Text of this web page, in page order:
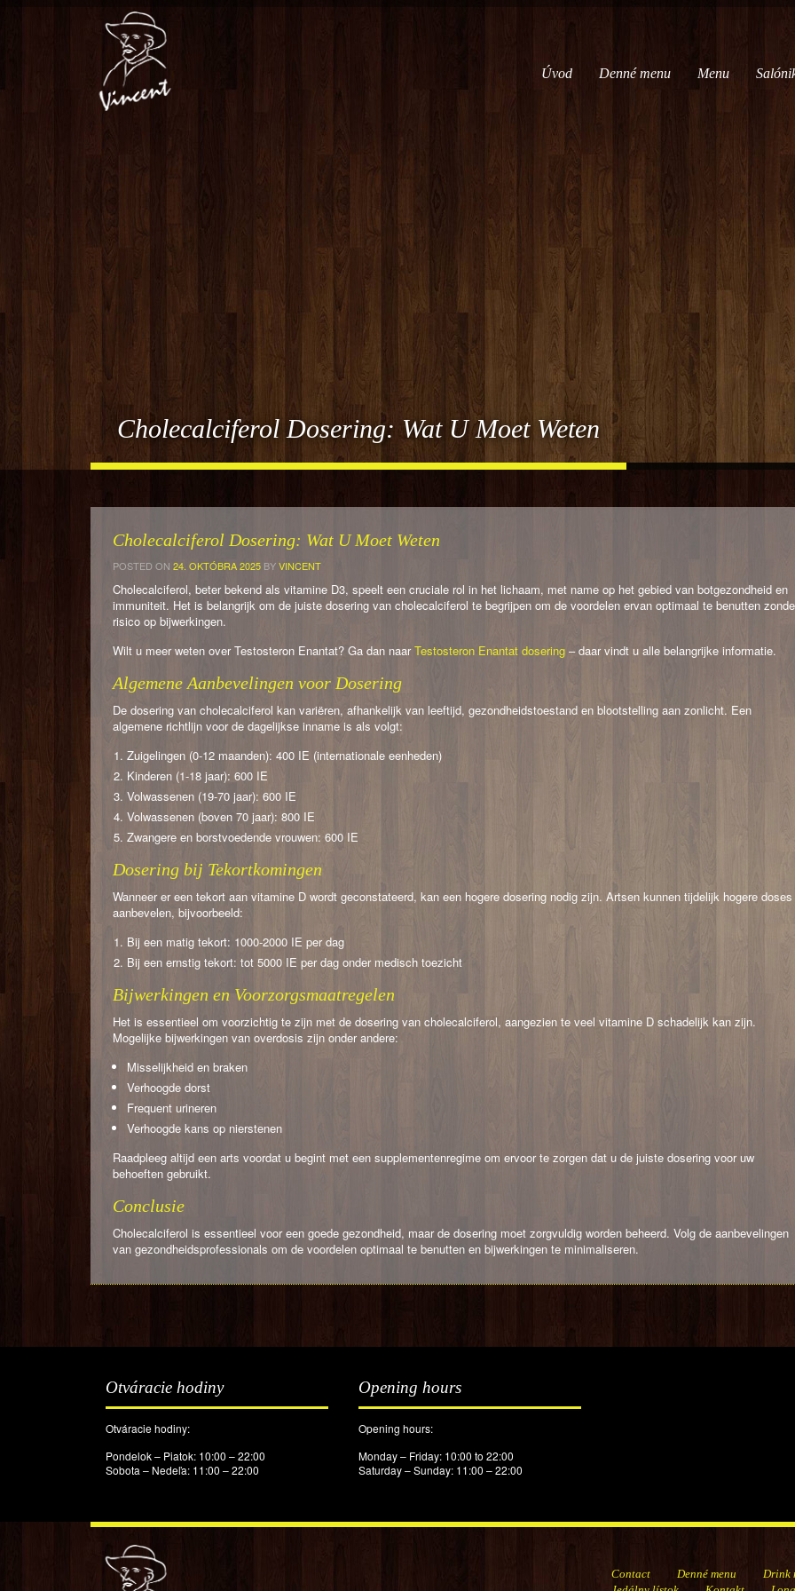
Úvod Denné menu Menu
Cholecalciferol Dosering: Wat U Moet Weten
Cholecalciferol Dosering: Wat U Moet Weten
POSTED ON 24. OKTÓBRA 2025 BYVINCENT
Cholecalciferol, beter bekend als vitamine D3, speelt een cruciale rol in het lichaam, met name op het gebied van botgezondheid en
immuniteit. Het is belangrijk om de juiste dosering van cholecalciferol te begrijpen om de voordelen ervan optimaal te benutten
risico op bijwerkingen.
Wilt u meer weten over Testosteron Enantat? Ga dan naarTestosteron Enantat dosering – daar vindt u alle belangrijke informatie.
Algemene Aanbevelingen voor Dosering
De dosering van cholecalciferol kan variëren, afhankelijk van leeftijd, gezondheidstoestand en blootstelling aan zonlicht. Een
algemene richtlijn voor de dagelijkse inname is als volgt:
Zuigelingen (0-12 maanden): 400 IE (internationale eenheden)
Kinderen (1-18 jaar): 600 IE
Volwassenen (19-70 jaar): 600 IE
Volwassenen (boven 70 jaar): 800 IE
Zwangere en borstvoedende vrouwen: 600 IE
Dosering bij Tekortkomingen
Wanneer er een tekort aan vitamine D wordt geconstateerd, kan een hogere dosering nodig zijn. Artsen kunnen tijdelijk hogere doses
aanbevelen, bijvoorbeeld:
Bij een matig tekort: 1000-2000 IE per dag
Bij een ernstig tekort: tot 5000 IE per dag onder medisch toezicht
Bijwerkingen en Voorzorgsmaatregelen
Het is essentieel om voorzichtig te zijn met de dosering van cholecalciferol, aangezien te veel vitamine D schadelijk kan zijn.
Mogelijke bijwerkingen van overdosis zijn onder andere:
Misselijkheid en braken
Verhoogde dorst
Frequent urineren
Verhoogde kans op nierstenen
Raadpleeg altijd een arts voordat u begint met een supplementenregime om ervoor te zorgen dat u de juiste dosering voor uw
behoeften gebruikt.
Conclusie
Cholecalciferol is essentieel voor een goede gezondheid, maar de dosering moet zorgvuldig worden beheerd. Volg de aanbevelingen
van gezondheidsprofessionals om de voordelen optimaal te benutten en bijwerkingen te minimaliseren.
Otváracie hodiny
Otváracie hodiny:
Pondelok – Piatok: 10:00 – 22:00
Sobota – Nedeľa: 11:00 – 22:00
Opening hours
Opening hours:
Monday – Friday: 10:00 to 22:00
Saturday – Sunday: 11:00 – 22:00
Contact Denné menu
Drink